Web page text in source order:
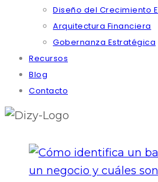
Diseño del Crecimiento
Arquitectura Financiera
Gobernanza Estratégica
Recursos
Blog
Contacto